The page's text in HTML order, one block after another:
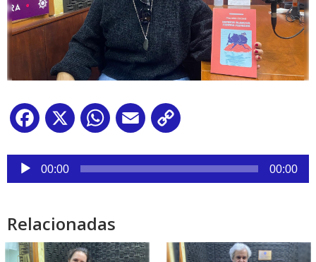
Facebook
X WhatsApp
Email
Reproductor
audio
00:00 00:00
Relacionadas